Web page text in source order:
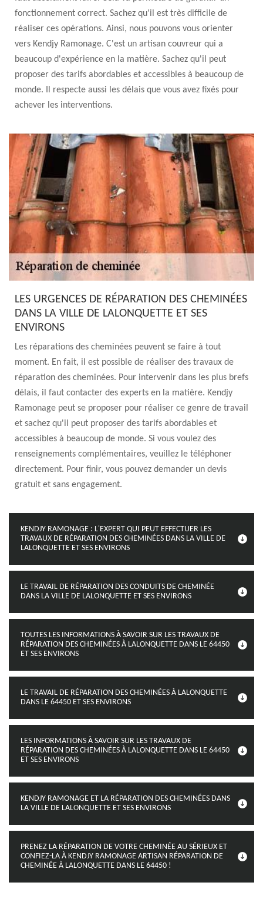
fonctionnement correct. Sachez qu'il est très difficile de
réaliser ces opérations. Ainsi, nous pouvons vous orienter
vers Kendjy Ramonage. C'est un artisan couvreur qui a
beaucoup d'expérience en la matière. Sachez qu'il peut
proposer des tarifs abordables et accessibles à beaucoup de
monde. Il respecte aussi les délais que vous avez fixés pour
achever les interventions.
LES URGENCES DE RÉPARATION DES CHEMINÉES
DANS LA VILLE DE LALONQUETTE ET SES
ENVIRONS
Les réparations des cheminées peuvent se faire à tout
moment. En fait, il est possible de réaliser des travaux de
réparation des cheminées. Pour intervenir dans les plus brefs
délais, il faut contacter des experts en la matière. Kendjy
Ramonage peut se proposer pour réaliser ce genre de travail
et sachez qu'il peut proposer des tarifs abordables et
accessibles à beaucoup de monde. Si vous voulez des
renseignements complémentaires, veuillez le téléphoner
directement. Pour finir, vous pouvez demander un devis
gratuit et sans engagement.
KENDJY RAMONAGE : L'EXPERT QUI PEUT EFFECTUER LES
TRAVAUX DE RÉPARATION DES CHEMINÉES DANS LA VILLE DE
LALONQUETTE ET SES ENVIRONS
LE TRAVAIL DE RÉPARATION DES CONDUITS DE CHEMINÉE
DANS LA VILLE DE LALONQUETTE ET SES ENVIRONS
TOUTES LES INFORMATIONS À SAVOIR SUR LES TRAVAUX DE
RÉPARATION DES CHEMINÉES À LALONQUETTE DANS LE 64450
ET SES ENVIRONS
LE TRAVAIL DE RÉPARATION DES CHEMINÉES À LALONQUETTE
DANS LE 64450 ET SES ENVIRONS
LES INFORMATIONS À SAVOIR SUR LES TRAVAUX DE
RÉPARATION DES CHEMINÉES À LALONQUETTE DANS LE 64450
ET SES ENVIRONS
KENDJY RAMONAGE ET LA RÉPARATION DES CHEMINÉES DANS
LA VILLE DE LALONQUETTE ET SES ENVIRONS
PRENEZ LA RÉPARATION DE VOTRE CHEMINÉE AU SÉRIEUX ET
CONFIEZ-LA À KENDJY RAMONAGE ARTISAN RÉPARATION DE
CHEMINÉE À LALONQUETTE DANS LE 64450 !